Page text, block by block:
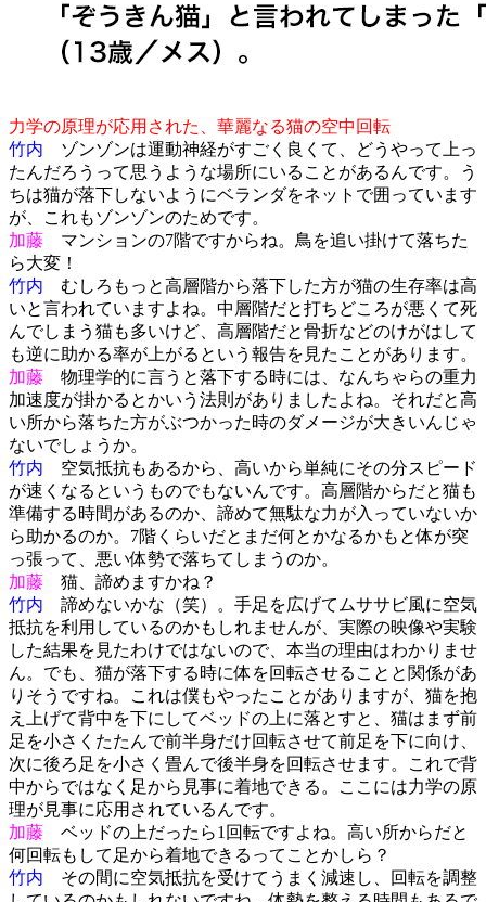
力学の原理が応用された、華麗なる猫の空中回転
竹内 ゾンゾンは運動神経がすごく良くて、どうやって上っ
たんだろうって思うような場所にいることがあるんです。う
ちは猫が落下しないようにベランダをネットで囲っています
が、これもゾンゾンのためです。
加藤 マンションの7階ですからね。鳥を追い掛けて落ちた
ら大変！
竹内 むしろもっと高層階から落下した方が猫の生存率は高
いと言われていますよね。中層階だと打ちどころが悪くて死
んでしまう猫も多いけど、高層階だと骨折などのけがはして
も逆に助かる率が上がるという報告を見たことがあります。
加藤 物理学的に言うと落下する時には、なんちゃらの重力
加速度が掛かるとかいう法則がありましたよね。それだと高
い所から落ちた方がぶつかった時のダメージが大きいんじゃ
ないでしょうか。
竹内 空気抵抗もあるから、高いから単純にその分スピード
が速くなるというものでもないんです。高層階からだと猫も
準備する時間があるのか、諦めて無駄な力が入っていないか
ら助かるのか。7階くらいだとまだ何とかなるかもと体が突
っ張って、悪い体勢で落ちてしまうのか。
加藤 猫、諦めますかね？
竹内 諦めないかな（笑）。手足を広げてムササビ風に空気
抵抗を利用しているのかもしれませんが、実際の映像や実験
した結果を見たわけではないので、本当の理由はわかりませ
ん。でも、猫が落下する時に体を回転させることと関係があ
りそうですね。これは僕もやったことがありますが、猫を抱
え上げて背中を下にしてベッドの上に落とすと、猫はまず前
足を小さくたたんで前半身だけ回転させて前足を下に向け、
次に後ろ足を小さく畳んで後半身を回転させます。これで背
中からではなく足から見事に着地できる。ここには力学の原
理が見事に応用されているんです。
加藤 ベッドの上だったら1回転ですよね。高い所からだと
何回転もして足から着地できるってことかしら？
竹内 その間に空気抵抗を受けてうまく減速し、回転を調整